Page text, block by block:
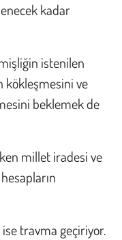
kadar
istenilen
kökleşmesini ve
beklemek de
millet iradesi ve
ise travma geçiriyor.